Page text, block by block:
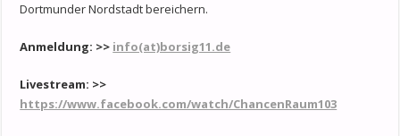
Dortmunder Nordstadt bereichern.
Anmeldung: >> info(at)borsig11.de
Livestream: >>
https://www.facebook.com/watch/ChancenRaum103